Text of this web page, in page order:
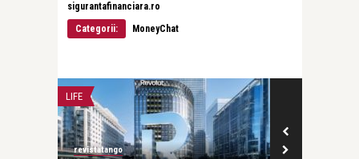
sigurantafinanciara.ro
Categorii:
MoneyChat
LIFE
revistatango